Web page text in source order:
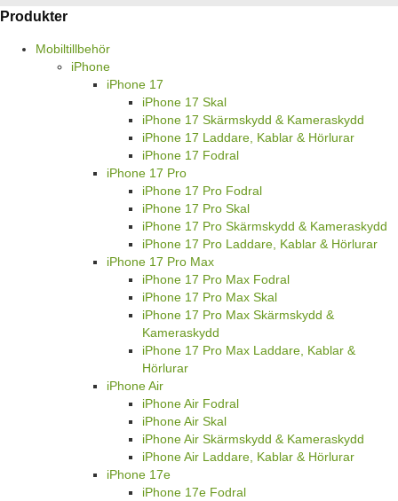
Produkter
Mobiltillbehör
iPhone
iPhone 17
iPhone 17 Skal
iPhone 17 Skärmskydd & Kameraskydd
iPhone 17 Laddare, Kablar & Hörlurar
iPhone 17 Fodral
iPhone 17 Pro
iPhone 17 Pro Fodral
iPhone 17 Pro Skal
iPhone 17 Pro Skärmskydd & Kameraskydd
iPhone 17 Pro Laddare, Kablar & Hörlurar
iPhone 17 Pro Max
iPhone 17 Pro Max Fodral
iPhone 17 Pro Max Skal
iPhone 17 Pro Max Skärmskydd &
Kameraskydd
iPhone 17 Pro Max Laddare, Kablar &
Hörlurar
iPhone Air
iPhone Air Fodral
iPhone Air Skal
iPhone Air Skärmskydd & Kameraskydd
iPhone Air Laddare, Kablar & Hörlurar
iPhone 17e
iPhone 17e Fodral